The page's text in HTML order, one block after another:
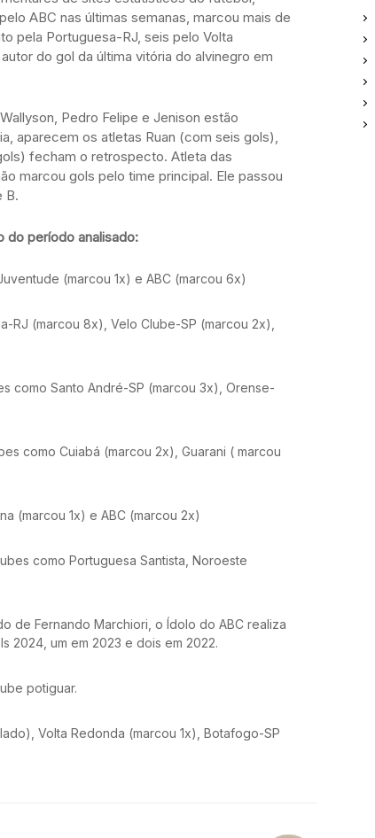
ABC nas últimas semanas, marcou mais de
pela Portuguesa-RJ, seis pelo Volta
do gol da última vitória do alvinegro em
Pedro Felipe e Jenison estão
aparecem os atletas Ruan (com seis gols),
fecham o retrospecto. Atleta das
marcou gols pelo time principal. Ele passou
B.
do período analisado:
(marcou 1x) e ABC (marcou 6x)
RJ (marcou 8x), Velo Clube-SP (marcou 2x),
como Santo André-SP (marcou 3x), Orense-
como Cuiabá (marcou 2x), Guarani ( marcou
(marcou 1x) e ABC (marcou 2x)
como Portuguesa Santista, Noroeste
de Fernando Marchiori, o Ídolo do ABC realiza
2024, um em 2023 e dois em 2022.
potiguar.
Volta Redonda (marcou 1x), Botafogo-SP